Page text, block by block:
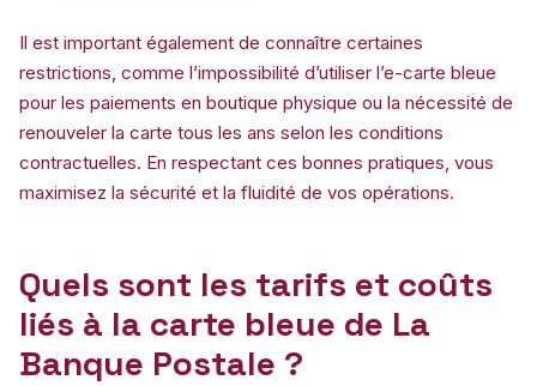
Il est important également de connaître certaines
restrictions, comme l’impossibilité d’utiliser l’e-carte bleue
pour les paiements en boutique physique ou la nécessité de
renouveler la carte tous les ans selon les conditions
contractuelles. En respectant ces bonnes pratiques, vous
maximisez la sécurité et la fluidité de vos opérations.
Quels sont les tarifs et coûts
liés à la carte bleue de La
Banque Postale ?